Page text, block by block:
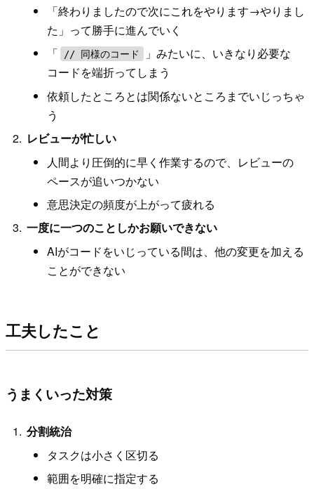
「終わりましたので次にこれをやります→やりまし
た」って勝手に進んでいく
「
// 同様のコード
」みたいに、いきなり必要な
コードを端折ってしまう
依頼したところとは関係ないところまでいじっちゃ
う
レビューが忙しい
人間より圧倒的に早く作業するので、レビューの
ペースが追いつかない
意思決定の頻度が上がって疲れる
一度に一つのことしかお願いできない
AIがコードをいじっている間は、他の変更を加える
ことができない
工夫したこと
うまくいった対策
分割統治
タスクは小さく区切る
範囲を明確に指定する